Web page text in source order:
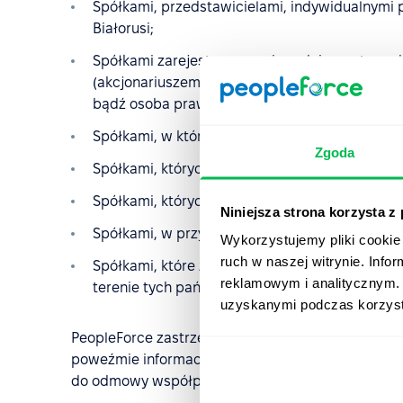
Zgoda
Niniejsza strona korzysta z
Wykorzystujemy pliki
ruch w naszej witrynie.
reklamowym i
uzyskanymi podczas
Spółkami, przedstawicielami,
Białorusi;
Spółkami zarejestrowanymi zgodnie z
(akcjonariuszem), posiadającym udziały w
bądź osoba prawna utworzona i
Spółkami, w których wszyscy lub
Spółkami, których adresy domen stron
Spółkami, których adresy e-mail zawierają
Spółkami, w przypadku których można
Spółkami, które zarejestrowały się lub
terenie tych państw.
PeopleForce zastrzega sobie prawo do
poweźmie informację o przynajmniej jednym z
do odmowy współpracy oraz rozwiązania